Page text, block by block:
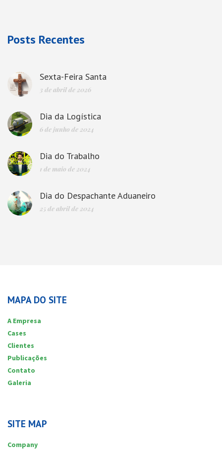
Posts Recentes
Sexta-Feira Santa
3 de abril de 2026
Dia da Logística
6 de junho de 2024
Dia do Trabalho
1 de maio de 2024
Dia do Despachante Aduaneiro
25 de abril de 2024
MAPA DO SITE
A Empresa
Cases
Clientes
Publicações
Contato
Galeria
SITE MAP
Company